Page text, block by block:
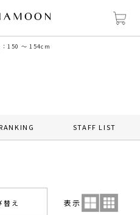
：150 ～ 154cm
STAFF LIST
替え 表示